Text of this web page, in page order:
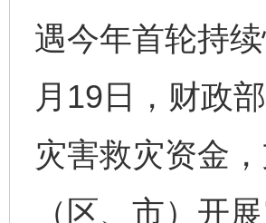
遇今年首轮持
月19日，财政
灾害救灾资金
（区、市）开